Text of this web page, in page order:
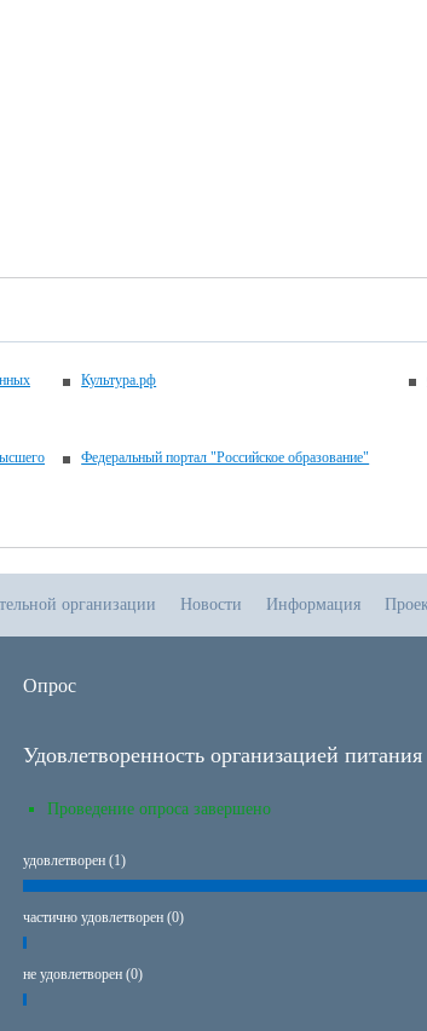
Культура.рф
Федеральный портал "Российское образование"
организации Новости Информация
Опрос
Удовлетворенность организацией питания
Проведение опроса завершено
удовлетворен (1)
частично удовлетворен (0)
не удовлетворен (0)